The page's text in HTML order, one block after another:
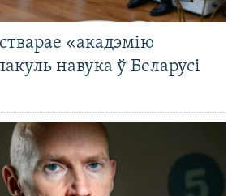
«акадэмію
навука ў Беларусі